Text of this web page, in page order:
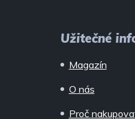
Užitečné
Magazín
O nás
Proč